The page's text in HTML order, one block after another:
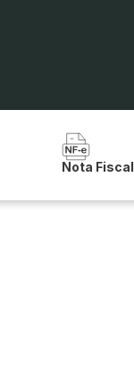
Nota Fiscal